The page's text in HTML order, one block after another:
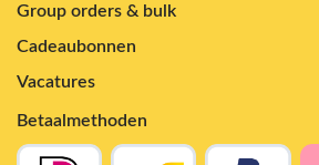
Group orders & bulk
Cadeaubonnen
Vacatures
Betaalmethoden